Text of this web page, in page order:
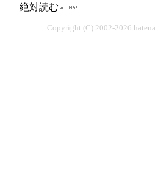
絶対読む
Copyright (C) 2002-2026